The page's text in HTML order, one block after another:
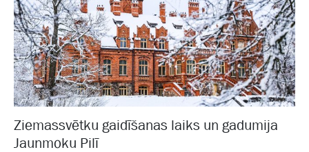
Ziemassvētku gaidīšanas laiks un gadumija
Jaunmoku Pilī